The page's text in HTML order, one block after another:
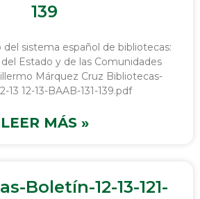
139
sistema español de bibliotecas:
Estado y de las Comunidades
Márquez Cruz Bibliotecas-
13 12-13-BAAB-131-139.pdf
LEER MÁS »
Boletín-12-13-121-